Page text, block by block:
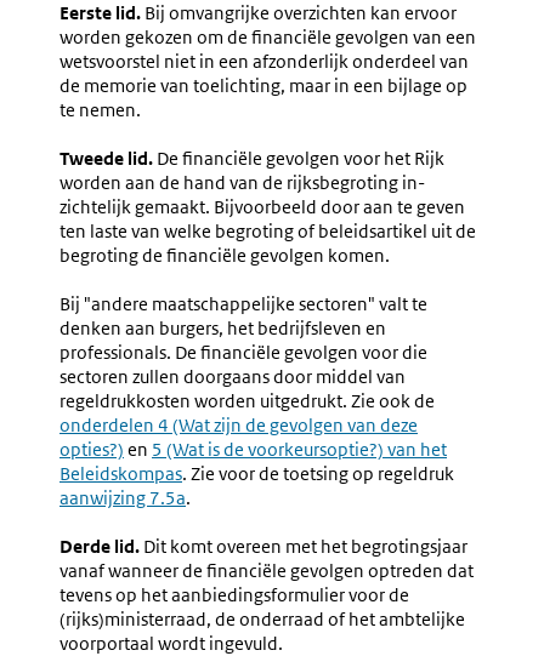
Eerste lid. Bij omvangrijke overzichten kan ervoor
worden gekozen om de financiële gevolgen van een
wetsvoorstel niet in een afzonderlijk onderdeel van
de memorie van toelichting, maar in een bijlage op
te nemen.
Tweede lid. De financiële gevolgen voor het Rijk
worden aan de hand van de rijksbegroting in­
zichtelijk gemaakt. Bijvoorbeeld door aan te geven
ten laste van welke begroting of beleidsartikel uit de
begroting de financiële gevolgen komen.
Bij "andere maatschappelijke sectoren" valt te
denken aan burgers, het bedrijfsleven en
professionals. De financiële gevolgen voor die
sectoren zullen doorgaans door middel van
regeldrukkosten worden uitgedrukt. Zie ook de
onderdelen 4 (Wat zijn de gevolgen van deze
opties?) en 5 (Wat is de voorkeursoptie?) van het
Beleidskompas. Zie voor de toetsing op regeldruk
aanwijzing 7.5a.
Derde lid. Dit komt overeen met het begrotingsjaar
vanaf wanneer de financiële gevolgen optreden dat
tevens op hetaanbiedingsformulier voor de
(rijks)ministerraad, de onderraad of het ambtelijke
voorportaal wordt ingevuld.